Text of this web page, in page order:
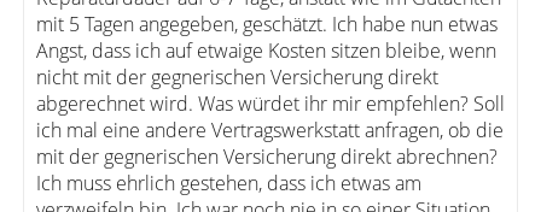
mit 5 Tagen angegeben, geschätzt. Ich habe nun etwas
Angst, dass ich auf etwaige Kosten sitzen bleibe, wenn
nicht mit der gegnerischen Versicherung direkt
abgerechnet wird. Was würdet ihr mir empfehlen? Soll
ich mal eine andere Vertragswerkstatt anfragen, ob die
mit der gegnerischen Versicherung direkt abrechnen?
Ich muss ehrlich gestehen, dass ich etwas am